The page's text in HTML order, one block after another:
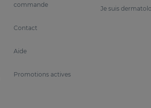
commande
Contact
Aide
Promotions actives
Je suis